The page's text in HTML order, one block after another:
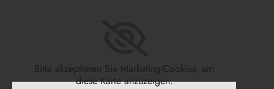
Bitte akzeptieren Sie Marketing-Cookies, um
diese Karte anzuzeigen.